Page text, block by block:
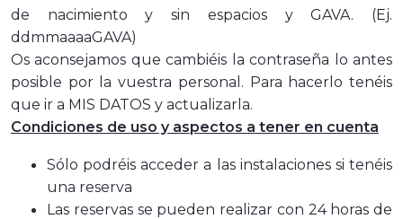
de nacimiento y sin espacios y GAVA. (Ej.
ddmmaaaaGAVA)
Os aconsejamos que cambiéis la contraseña lo antes
posible por la vuestra personal. Para hacerlo tenéis
que ir a MIS DATOS y actualizarla.
Condiciones de uso y aspectos a tener en cuenta
Sólo podréis acceder a las instalaciones si tenéis
una reserva
Las reservas se pueden realizar con 24 horas de